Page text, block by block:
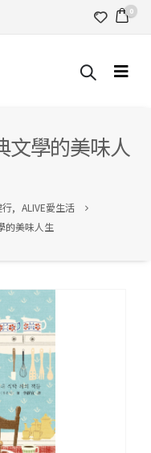
0
文學的美味人
行, ALIVE愛生活
的美味人生